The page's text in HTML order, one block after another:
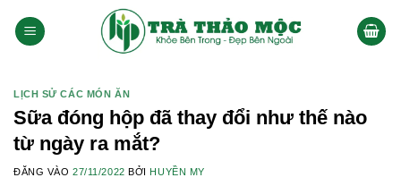
qua
LỊCH SỬ CÁC MÓN ĂN
Sữa đóng hộp đã thay đổi như thế nào
từ ngày ra mắt?
ĐĂNG VÀO27/11/2022 BỞI HUYỀN MY